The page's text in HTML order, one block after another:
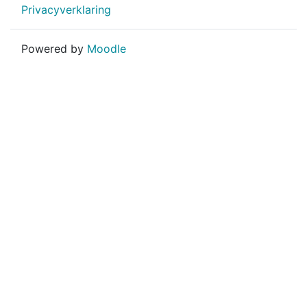
Privacyverklaring
Powered by Moodle